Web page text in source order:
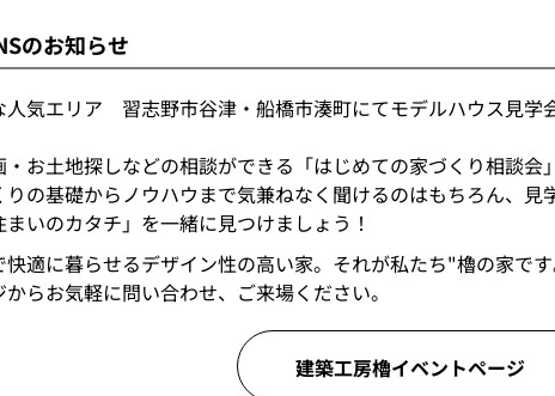
のお知らせ
人気エリア 習志野市谷津・船橋市湊町にてモデルハウス見学
お土地探しなどの相談ができる「はじめての家づくり相談会
の基礎からノウハウまで気兼ねなく聞けるのはもちろん、見
いのカタチ」を一緒に見つけましょう！
適に暮らせるデザイン性の高い家。それが私たち"櫓の家です
らお気軽に問い合わせ、ご来場ください。
建築工房櫓イベントページ